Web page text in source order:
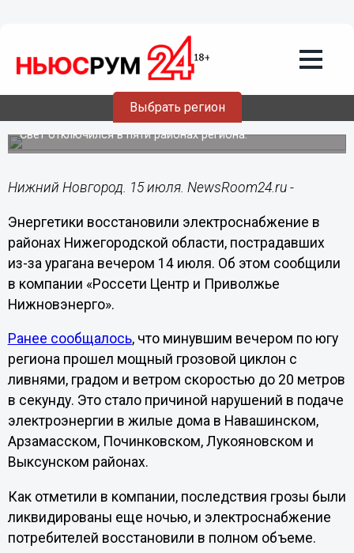
Выбрать регион
Электроснабжение на юге
Нижегородской области восстановили
Свет отключился в пяти районах региона.
Нижний Новгород. 15 июля. NewsRoom24.ru -
Энергетики восстановили электроснабжение в
районах Нижегородской области, пострадавших
из-за урагана вечером 14 июля. Об этом сообщили
в компании «Россети Центр и Приволжье
Нижновэнерго».
Ранее сообщалось, что минувшим вечером по югу
региона прошел мощный грозовой циклон с
ливнями, градом и ветром скоростью до 20 метров
в секунду. Это стало причиной нарушений в подаче
электроэнергии в жилые дома в Навашинском,
Арзамасском, Починковском, Лукояновском и
Выксунском районах.
Как отметили в компании, последствия грозы были
ликвидированы еще ночью, и электроснабжение
потребителей восстановили в полном объеме.